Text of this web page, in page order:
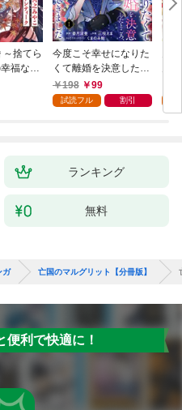
捨てら
福な嫁
今度こそ幸せになりた
くて離婚を決意したと
ころ、無表情な旦那様
が「愛してる」と言っ
198 99
試読フル 割引
ランキング
無料
ガ 亡国のマルグリット【分冊版】
便利で快適に！